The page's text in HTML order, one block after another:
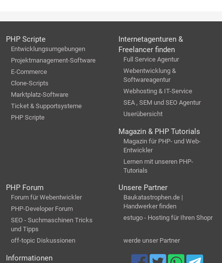
PHP Scripte
Entwicklungsumgebungen
Projektmanagement-Software
E-Commerce
Clone-Scripts
Marktplatz-Software
Ticket & Supportsysteme
PHP Scripte
Internetagenturen &
Freelancer finden
Full Service Agentur
Webentwicklung &
Softwareagentur
Webhosting & IT-Service
SEA , SEM und SEO Agentur
Userübersicht
Magazin & PHP Tutorials
Magazin für PHP- und Web-
Entwickler
Lernen mit unseren PHP-
Tutorials
PHP Forum
Forum für Webentwickler
PHP-Developer Forum
SEO - Suchmaschinen Tricks
und Tipps
off-topic Diskussionen
Unsere Partner
Baukatastrophen.de |
Handwerker finden
estugo - Hosting für Ihren Shopr
werde unser Partner
Informationen